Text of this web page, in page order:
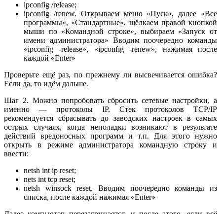
ipconfig /release;
ipconfig /renew. Открываем меню «Пуск», далее «Все
программы», «Стандартные», щёлкаем правой кнопкой
мыши по «Командной строке», выбираем «Запуск от
имени администратора» Вводим поочередно команды
«ipconfig -release», «ipconfig -renew», нажимая после
каждой «Enter»
Проверьте ещё раз, по прежнему ли высвечивается ошибка?
Если да, то идём дальше.
Шаг 2. Можно попробовать сбросить сетевые настройки, а
именно — протоколы IP. Стек протоколов TCP/IP
рекомендуется сбрасывать до заводских настроек в самых
острых случаях, когда неполадки возникают в результате
действий вредоносных программ и т.п. Для этого нужно
открыть в режиме администратора командную строку и
ввести:
netsh int ip reset;
nets int tcp reset;
netsh winsock reset. Вводим поочередно команды из
списка, после каждой нажимая «Enter»